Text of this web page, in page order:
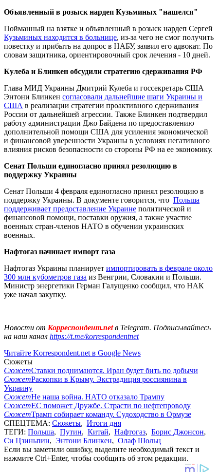
Объявленный в розыск нардеп Кузьминых "нашелся"
Пойманный на взятке и объявленный в розыск нардеп Сергей
Кузьминых находится в больнице, из-за чего не смог получить
повестку и прибыть на допрос в НАБУ, заявил его адвокат. По
словам защитника, ориентировочный срок лечения - 10 дней.
Кулеба и Блинкен обсудили стратегию сдерживания РФ
Глава МИД Украины Дмитрий Кулеба и госсекретарь США
Энтони Блинкен согласовали дальнейшие шаги Украины и
США в реализации стратегии проактивного сдерживания
России от дальнейшей агрессии. Также Блинкен подтвердил
работу администрации Джо Байдена по предоставлению
дополнительной помощи США для усиления экономической
и финансовой уверенности Украины в условиях негативного
влияния рисков безопасности со стороны РФ на ее экономику.
Сенат Польши единогласно принял резолюцию в
поддержку Украины
Сенат Польши 4 февраля единогласно принял резолюцию в
поддержку Украины. В документе говорится, что Польша
поддерживает предоставление Украине политической и
финансовой помощи, поставки оружия, а также участие
военных стран-членов НАТО в обучении украинских
военных.
Нафтогаз начинает импорт газа
Нафтогаз Украины планирует импортировать в феврале около
300 млн кубометров газа из Венгрии, Словакии и Польши.
Министр энергетики Герман Галущенко сообщил, что НАК
уже начал закупку.
Новости от Корреспондент.netв Telegram. Подписывайтесь
на наш канал https://t.me/korrespondentnet
Читайте Korrespondent.net в Google News
Сюжеты
СюжетСтавки поднимаются. Иран будет бить по добычи
СюжетРаскопки в Крыму. Экстрадиция россиянина в
Украину
СюжетНе наша война. НАТО отказало Трампу
СюжетЕС поможет Дружбе. Страсти по нефтепроводу
СюжетТрамп собирает команду. Судоходство в Ормузе
СПЕЦТЕМА: Сюжеты, Итоги дня
ТЕГИ: Польша, Путин, Китай, Нафтогаз, Борис Джонсон,
Си Цзиньпин, Энтони Блинкен, Олаф Шольц
Если вы заметили ошибку, выделите необходимый текст и
нажмите Ctrl+Enter, чтобы сообщить об этом редакции.